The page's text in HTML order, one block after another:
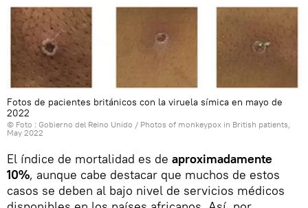
Fotos de pacientes británicos con la viruela símica en mayo de
2022
© Foto : Gobierno del Reino Unido / Photos of monkeypox in British patients,
May 2022
El índice de mortalidad es de aproximadamente
10%, aunque cabe destacar que muchos de estos
casos se deben al bajo nivel de servicios médicos